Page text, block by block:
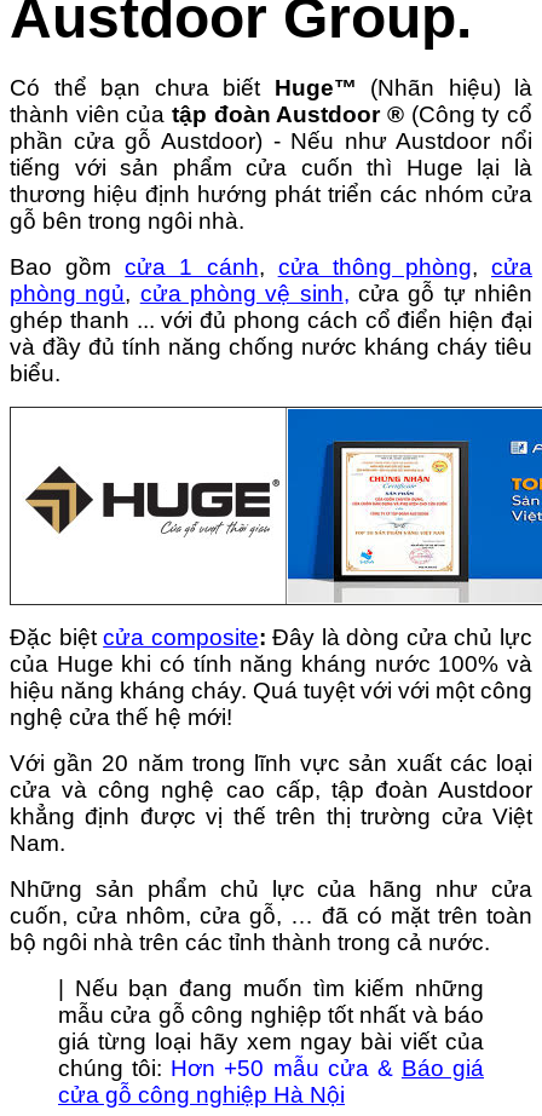
Austdoor Group.
Có thể bạn chưa biết Huge™ (Nhãn hiệu) là
thành viên của tập đoàn Austdoor ® (Công ty cổ
phần cửa gỗ Austdoor) - Nếu như Austdoor nổi
tiếng với sản phẩm cửa cuốn thì Huge lại là
thương hiệu định hướng phát triển các nhóm cửa
gỗ bên trong ngôi nhà.
Bao gồmcửa 1 cánh, cửa thông phòng, cửa
phòng ngủ, cửa phòng vệ sinh,cửa gỗ tự nhiên
ghép thanh ...với đủ phong cách cổ điển hiện đại
và đầy đủ tính năng chống nước kháng cháy tiêu
biểu.
Đặc biệtcửa composite: Đây là dòng cửa chủ lực
của Huge khi có tính năng kháng nước 100% và
hiệu năng kháng cháy. Quá tuyệt với với một công
nghệ cửa thế hệ mới!
Với gần 20 năm trong lĩnh vực sản xuất các loại
cửa và công nghệ cao cấp, tập đoàn Austdoor
khẳng định được vị thế trên thị trường cửa Việt
Nam.
Những sản phẩm chủ lực của hãng như cửa
cuốn, cửa nhôm, cửa gỗ, … đã có mặt trên toàn
bộ ngôi nhà trên các tỉnh thành trong cả nước.
| Nếu bạn đang muốn tìm kiếm những
mẫu cửa gỗ công nghiệp tốt nhất và báo
giá từng loại hãy xem ngay bài viết của
chúng tôi: Hơn +50 mẫu cửa & Báo giá
cửa gỗ công nghiệp Hà Nội